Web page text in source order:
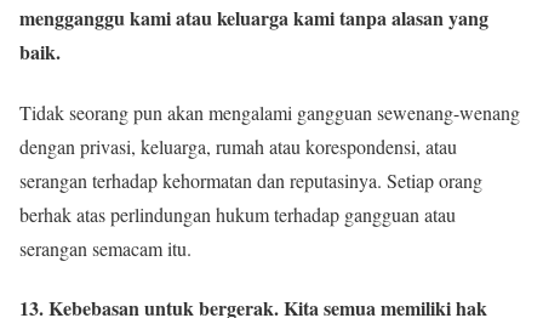
mengganggu kami atau keluarga kami tanpa alasan yang
baik.
Tidak seorang pun akan mengalami gangguan sewenang-wenang
dengan privasi, keluarga, rumah atau korespondensi, atau
serangan terhadap kehormatan dan reputasinya. Setiap orang
berhak atas perlindungan hukum terhadap gangguan atau
serangan semacam itu.
13. Kebebasan untuk bergerak. Kita semua memiliki hak